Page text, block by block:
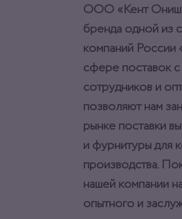
ООО «Кент
бренда одной из
компаний
сфере поставок
сотрудников и
позволяют нам
рынке поставки
и фурнитуры для
производства.
нашей компании
опытного и